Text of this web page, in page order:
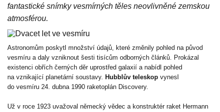
fantastické snímky vesmírných těles neovlivněné zemskou
atmosférou.
Astronomům poskytl množství údajů, které změnily pohled na původ
vesmíru a daly vzniknout šesti tisícům odborných článků. Prokázal
existenci obřích černých děr uprostřed galaxií a nabídl pohled
na vznikající planetární soustavy. Hubblův teleskop vynesl
do vesmíru 24. dubna 1990 raketoplán Discovery.
Už v roce 1923 uvažoval německý vědec a konstruktér raket Hermann